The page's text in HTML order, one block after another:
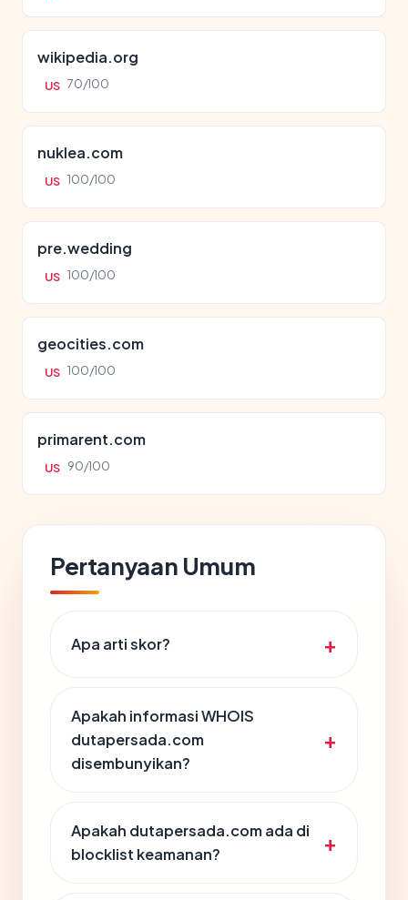
wikipedia.org
US 70/100
nuklea.com
US 100/100
pre.wedding
US 100/100
geocities.com
US 100/100
primarent.com
US 90/100
Pertanyaan Umum
Apa arti skor?
Apakah informasi WHOIS
dutapersada.com
disembunyikan?
Apakah dutapersada.com ada di
blocklist keamanan?